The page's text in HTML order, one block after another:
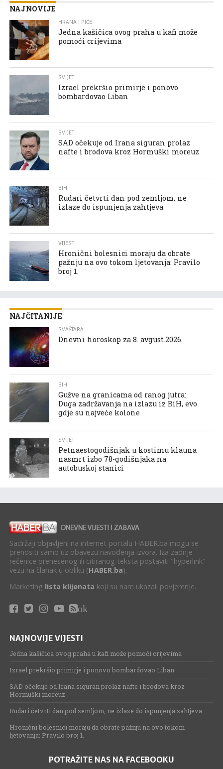
NAJNOVIJE
HRANA I PIĆE
Jedna kašičica ovog praha u kafi može
pomoći crijevima
SVIJET
Izrael prekršio primirje i ponovo
bombardovao Liban
SVIJET
SAD očekuje od Irana siguran prolaz
nafte i brodova kroz Hormuški moreuz
BIH
Rudari četvrti dan pod zemljom, ne
izlaze do ispunjenja zahtjeva
VIJESTI
Hronični bolesnici moraju da obrate
pažnju na ovo tokom ljetovanja: Pravilo
broj 1.
NAJČITANIJE
SVAŠTARA
Dnevni horoskop za 8. avgust.2026.
BIH
Gužve na granicama od ranog jutra:
Duga zadržavanja na izlazu iz BiH, evo
gdje su najveće kolone
SVIJET
Petnaestogodišnjak u kostimu klauna
nasmrt izbo 78-godišnjaka na
autobuskoj stanici
Sadržaji objavljeni na internet portalu HABER.ba mogu se
prenositi samo uz obavezu navođenja izvora. Iza zadnje
rečenice prenesenog ili citiranog teksta postaviti "hyperlink"
vezu na članak u obliku (HABER.ba).
Marketing lista klijenata koji su nam ukazali povjerenje.
ok
NAJNOVIJE VIJESTI
Jedna kašičica ovog praha u kafi može pomoći crijevima
Izrael prekršio primirje i ponovo bombardovao Liban
SAD očekuje od Irana siguran prolaz nafte i brodova kroz
Hormuški moreuz
Rudari četvrti dan pod zemljom, ne izlaze do ispunjenja zahtjeva
Hronični bolesnici moraju da obrate pažnju na ovo tokom
ljetovanja: Pravilo broj 1.
POTRAŽITE NAS NA FACEBOOKU